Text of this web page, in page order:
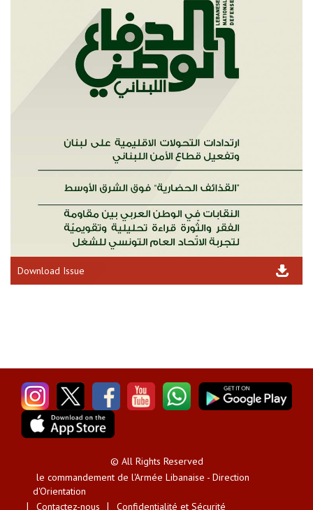
Download Issue
© All Rights Reserved
le commandement de l'Armée Libanaise - Direction
d'Orientation
Contactez-nous
Confidentialité et Sécurité